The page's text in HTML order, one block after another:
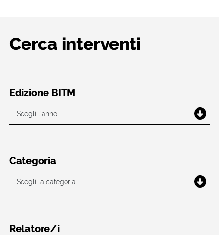
Cerca interventi
Edizione BITM
Categoria
Relatore/i